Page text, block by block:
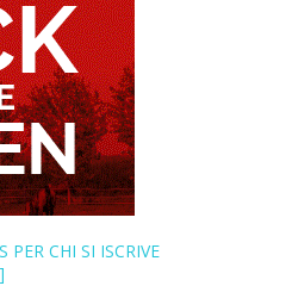
CHI SI ISCRIVE